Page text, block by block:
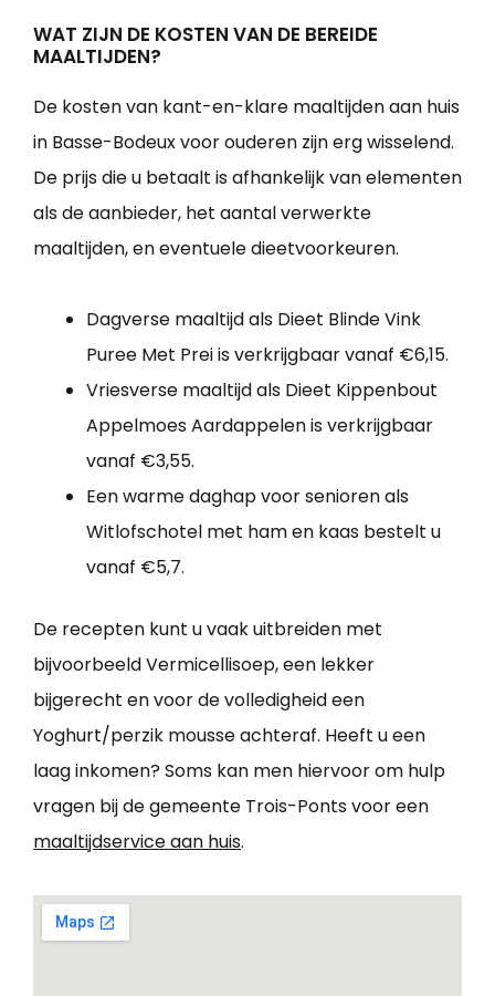
WAT ZIJN DE KOSTEN VAN DE BEREIDE
MAALTIJDEN?
De kosten van kant-en-klare maaltijden aan huis
in Basse-Bodeux voor ouderen zijn erg wisselend.
De prijs die u betaalt is afhankelijk van elementen
als de aanbieder, het aantal verwerkte
maaltijden, en eventuele dieetvoorkeuren.
Dagverse maaltijd als Dieet Blinde Vink
Puree Met Prei is verkrijgbaar vanaf €6,15.
Vriesverse maaltijd als Dieet Kippenbout
Appelmoes Aardappelen is verkrijgbaar
vanaf €3,55.
Een warme daghap voor senioren als
Witlofschotel met ham en kaas bestelt u
vanaf €5,7.
De recepten kunt u vaak uitbreiden met
bijvoorbeeld Vermicellisoep, een lekker
bijgerecht en voor de volledigheid een
Yoghurt/perzik mousse achteraf. Heeft u een
laag inkomen? Soms kan men hiervoor om hulp
vragen bij de gemeente Trois-Ponts voor een
maaltijdservice aan huis.